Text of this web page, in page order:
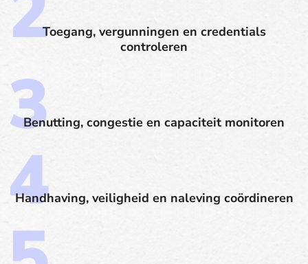
Toegang, vergunningen en credentials
controleren
Benutting, congestie en capaciteit monitoren
Handhaving, veiligheid en naleving coördineren